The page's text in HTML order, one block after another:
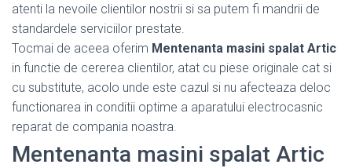
atenti la nevoile clientilor nostrii si sa putem fi mandrii de
standardele serviciilor prestate.
Tocmai de aceea oferim Mentenanta masini spalat Artic
in functie de cererea clientilor, atat cu piese originale cat si
cu substitute, acolo unde este cazul si nu afecteaza deloc
functionarea in conditii optime a aparatului electrocasnic
reparat de compania noastra.
Mentenanta masini spalat Artic